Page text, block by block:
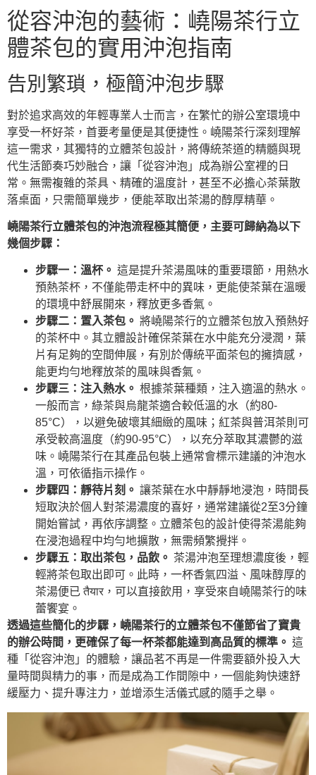
從容沖泡的藝術：嶢陽茶行立
體茶包的實用沖泡指南
告別繁瑣，極簡沖泡步驟
對於追求高效的年輕專業人士而言，在繁忙的辦公室環境中
享受一杯好茶，首要考量便是其便捷性。嶢陽茶行深刻理解
這一需求，其獨特的立體茶包設計，將傳統茶道的精髓與現
代生活節奏巧妙融合，讓「從容沖泡」成為辦公室裡的日
常。無需複雜的茶具、精確的溫度計，甚至不必擔心茶葉散
落桌面，只需簡單幾步，便能萃取出茶湯的醇厚精華。
嶢陽茶行立體茶包的沖泡流程極其簡便，主要可歸納為以下
幾個步驟：
步驟一：溫杯。 這是提升茶湯風味的重要環節，用熱水
預熱茶杯，不僅能帶走杯中的異味，更能使茶葉在溫暖
的環境中舒展開來，釋放更多香氣。
步驟二：置入茶包。 將嶢陽茶行的立體茶包放入預熱好
的茶杯中。其立體設計確保茶葉在水中能充分浸潤，葉
片有足夠的空間伸展，有別於傳統平面茶包的擁擠感，
能更均勻地釋放茶的風味與香氣。
步驟三：注入熱水。 根據茶葉種類，注入適溫的熱水。
一般而言，綠茶與烏龍茶適合較低溫的水（約80-
85°C），以避免破壞其細緻的風味；紅茶與普洱茶則可
承受較高溫度（約90-95°C），以充分萃取其濃鬱的滋
味。嶢陽茶行在其產品包裝上通常會標示建議的沖泡水
溫，可依循指示操作。
步驟四：靜待片刻。 讓茶葉在水中靜靜地浸泡，時間長
短取決於個人對茶湯濃度的喜好，通常建議從2至3分鐘
開始嘗試，再依序調整。立體茶包的設計使得茶湯能夠
在浸泡過程中均勻地擴散，無需頻繁攪拌。
步驟五：取出茶包，品飲。 茶湯沖泡至理想濃度後，輕
輕將茶包取出即可。此時，一杯香氣四溢、風味醇厚的
茶湯便已 तैयार，可以直接飲用，享受來自嶢陽茶行的味
蕾饗宴。
透過這些簡化的步驟，嶢陽茶行的立體茶包不僅節省了寶貴
的辦公時間，更確保了每一杯茶都能達到高品質的標準。 這
種「從容沖泡」的體驗，讓品茗不再是一件需要額外投入大
量時間與精力的事，而是成為工作間隙中，一個能夠快速舒
緩壓力、提升專注力，並增添生活儀式感的隨手之舉。